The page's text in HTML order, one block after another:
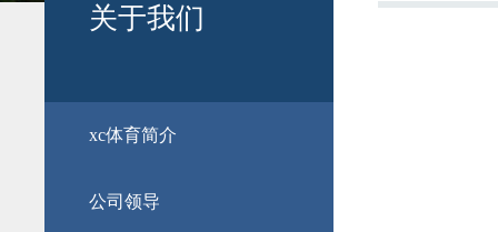
关于我们
​xc体育简介
公司领导